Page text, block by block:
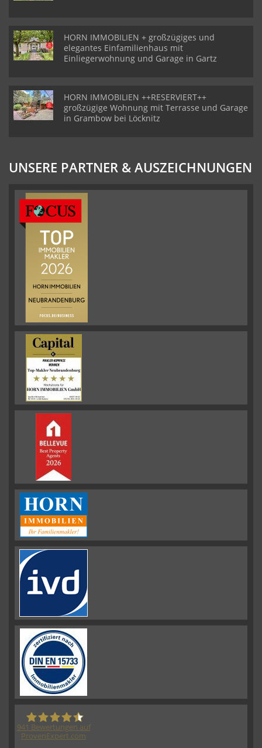
HORN IMMOBILIEN + großzügiges und
elegantes Einfamilienhaus mit
Einliegerwohnung und Garage in Gartz
HORN IMMOBILIEN ++RESERVIERT++
großzügige Wohnung mit Terrasse und Garage
in Grambow bei Löcknitz
UNSERE PARTNER & AUSZEICHNUNGEN
941 Bewertungen auf
ProvenExpert.com